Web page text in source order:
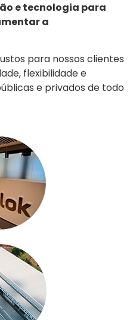
e tecnologia para
a
para nossos clientes
flexibilidade e
e privados de todo